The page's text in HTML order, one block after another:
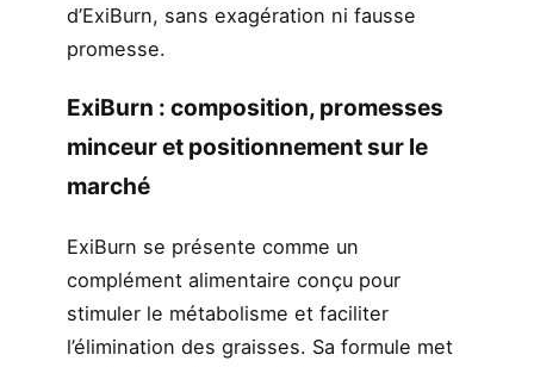
d’ExiBurn, sans exagération ni fausse
promesse.
ExiBurn : composition, promesses
minceur et positionnement sur le
marché
ExiBurn se présente comme un
complément alimentaire conçu pour
stimuler le métabolisme et faciliter
l’élimination des graisses. Sa formule met